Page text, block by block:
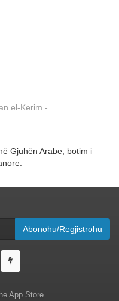
el-Kerim -
Gjuhën Arabe, botim i
Abonohu/Regjistrohu